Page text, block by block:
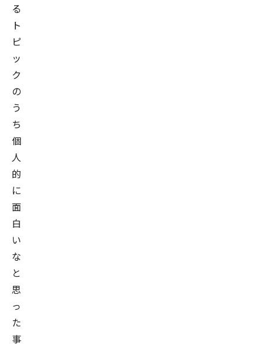
る
ト
ピ
ッ
ク
の
う
ち
個
人
的
に
面
白
い
な
と
思
っ
た
事